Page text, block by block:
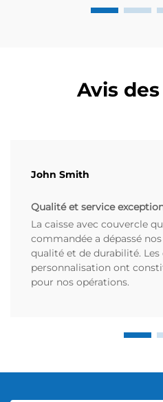
Avis
John Smith
Qualité et service
La caisse avec couvercle
commandée a dépassé
qualité et de durabilité.
personnalisation ont
pour nos opérations.